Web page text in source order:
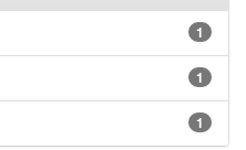
1
1
1